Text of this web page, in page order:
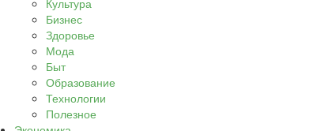
Культура
Бизнес
Здоровье
Мода
Быт
Образование
Технологии
Полезное